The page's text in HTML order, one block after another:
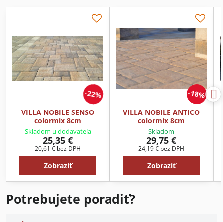
22%
VILLA NOBILE SENSO
colormix 8cm
Skladom u dodavateľa
25,35 €
20,61 € bez DPH
Zobraziť
18%
VILLA NOBILE ANTICO
colormix 8cm
Skladom
29,75 €
24,19 € bez DPH
Zobraziť
Potrebujete poradiť?